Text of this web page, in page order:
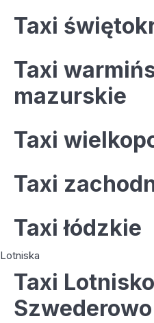
Taxi
Taxi
mazurskie
Taxi
Taxi
Taxi łódzkie
Lotniska
Taxi
Szwederowo